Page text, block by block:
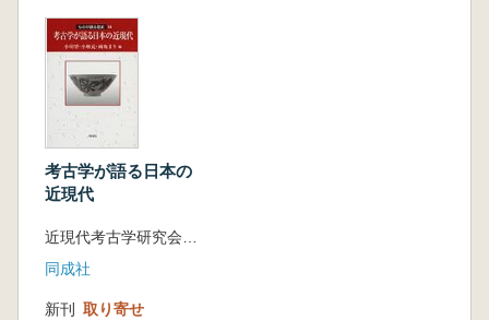
考古学が語る日本の
近現代
同成社
新刊 取り寄せ